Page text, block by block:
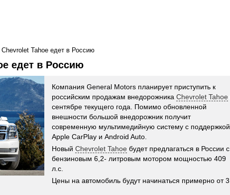
Tahoe едет в Россию
едет в Россию
Компания General Motors планирует приступить к
российским продажам внедорожника Chevrolet Tahoe
сентябре текущего года. Помимо обновленной
внешности большой внедорожник получит
современную мультимедийную систему с поддержкой
Apple CarPlay и Android Auto.
Новый Chevrolet Tahoe будет предлагаться в России с
бензиновым 6,2- литровым мотором мощностью 409
л.с.
Цены на автомобиль будут начинаться примерно от 3